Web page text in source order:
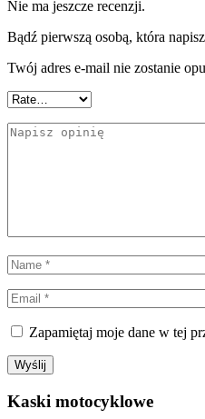
Nie ma jeszcze recenzji.
Bądź pierwszą osobą, która
Twój adres e-mail nie zostanie
Zapamiętaj moje dane w tej
Kaski motocyklowe